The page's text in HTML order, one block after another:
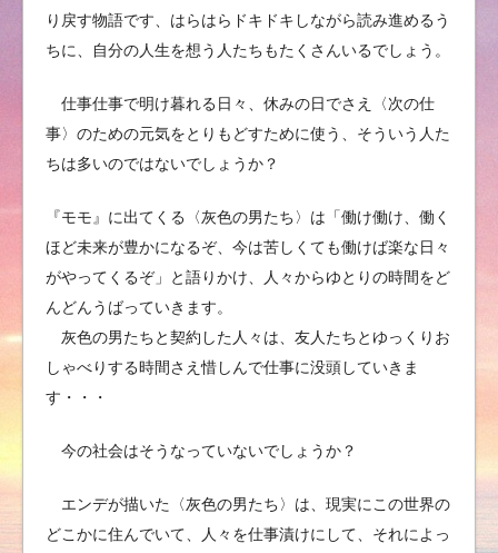
り戻す物語です、はらはらドキドキしながら読み進めるう
ちに、自分の人生を想う人たちもたくさんいるでしょう。
仕事仕事で明け暮れる日々、休みの日でさえ〈次の仕
事〉のための元気をとりもどすために使う、そういう人た
ちは多いのではないでしょうか？
『モモ』に出てくる〈灰色の男たち〉は「働け働け、働く
ほど未来が豊かになるぞ、今は苦しくても働けば楽な日々
がやってくるぞ」と語りかけ、人々からゆとりの時間をど
んどんうばっていきます。
灰色の男たちと契約した人々は、友人たちとゆっくりお
しゃべりする時間さえ惜しんで仕事に没頭していきま
す・・・
今の社会はそうなっていないでしょうか？
エンデが描いた〈灰色の男たち〉は、現実にこの世界の
どこかに住んでいて、人々を仕事漬けにして、それによっ